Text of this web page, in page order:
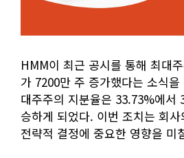
HMM이 최근 공시를 통해 최대
가 7200만 주 증가했다는 소식
대주주의 지분율은 33.73%에서
승하게 되었다. 이번 조치는 회
전략적 결정에 중요한 영향을 미